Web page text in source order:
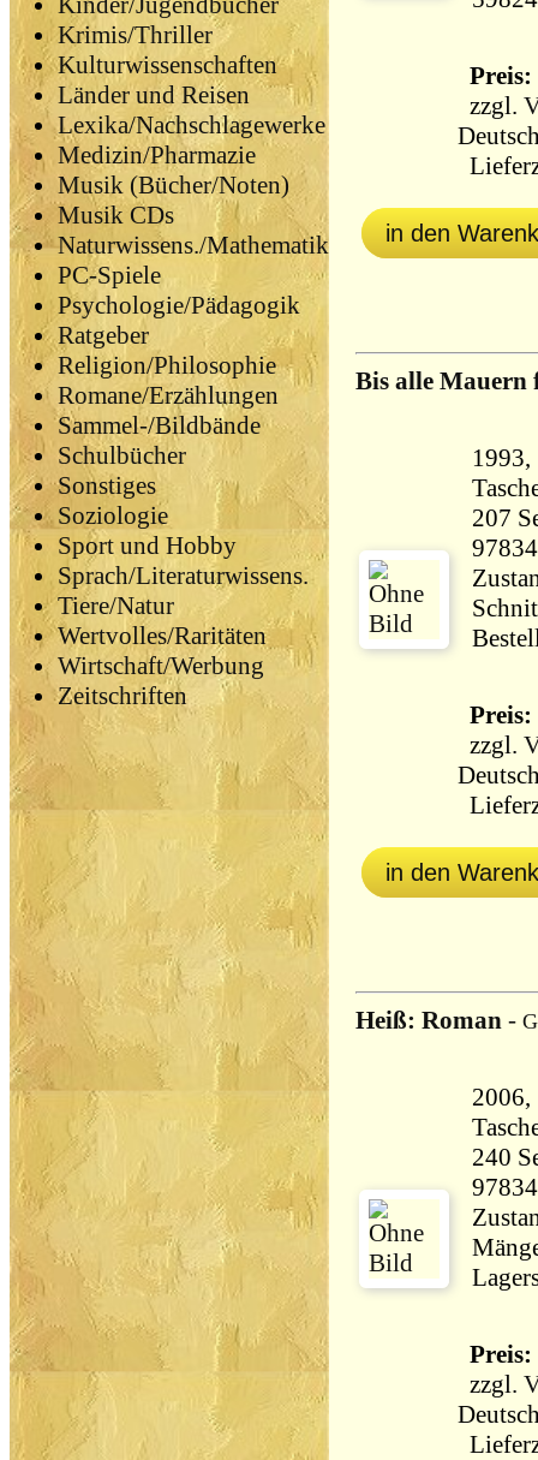
Krimis/Thriller
Kulturwissenschaften
Länder und Reisen
Lexika/Nachschlagewerke
Medizin/Pharmazie
Musik (Bücher/Noten)
Musik CDs
Naturwissens./Mathematik
PC-Spiele
Psychologie/Pädagogik
Ratgeber
Religion/Philosophie
Romane/Erzählungen
Sammel-/Bildbände
Schulbücher
Sonstiges
Soziologie
Sport und Hobby
Sprach/Literaturwissens.
Tiere/Natur
Wertvolles/Raritäten
Wirtschaft/Werbung
Zeitschriften
Preis:
zzgl.
in den
Bis alle Mauern
207 Seiten
Preis:
zzgl.
in den
Heiß: Roman -
240 Seiten
Preis:
zzgl.